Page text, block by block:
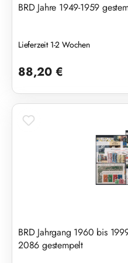
BRD Jahre 1949-1959
Lieferzeit 1-2 Wochen
88,20 €
BRD Jahrgang 1960 bis
2086 gestempelt